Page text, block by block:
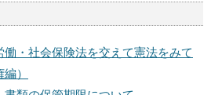
・社会保険法を交えて憲法をみて
）